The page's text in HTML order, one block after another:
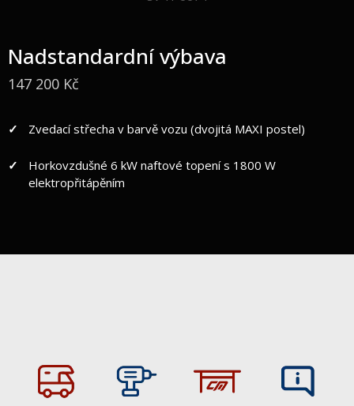
Hymer connect paket – 1× senzor hladiny plynu, 1×
teplotní senzor, 2× kontaktní senzor
5G WiFi router s vnější anténou a slotem na dvě SIM
Nadstandardní výbava
147 200 Kč
Zvedací střecha v barvě vozu (dvojitá MAXI postel)
Horkovzdušné 6 kW naftové topení s 1800 W
elektropřitápěním